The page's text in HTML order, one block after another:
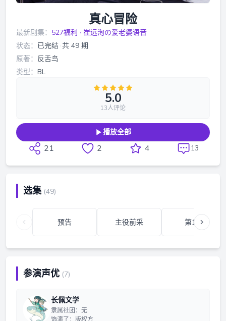
真心冒险
最新剧集： 527福利 · 崔远洵の爱老婆语音
状态： 已完结·共 49 期
原著： 反舌鸟
类型： BL
5.0
13人评论
播放全部
21 2 4 13
选集 (49)
预告 主役前采 第1集
参演声优 (7)
长佩文学
隶属社团：无